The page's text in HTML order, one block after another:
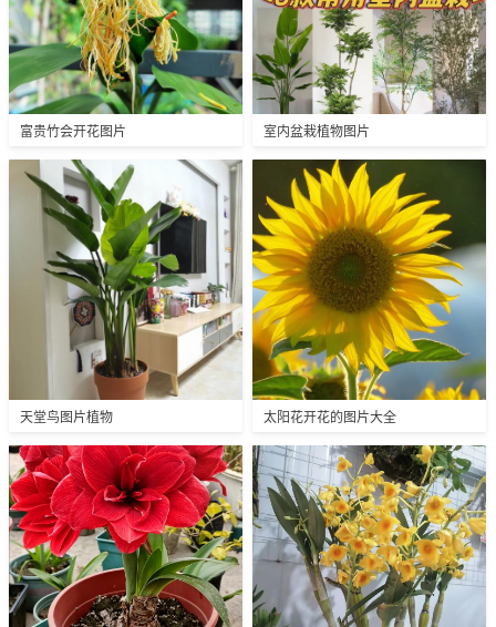
富贵竹会开花图片 室内盆栽植物图片
天堂鸟图片植物 太阳花开花的图片大全